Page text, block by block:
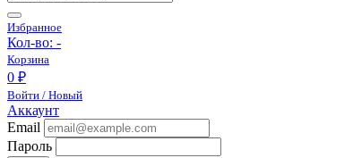
Избранное
Кол-во: -
Корзина
0 ₽
Войти / Новый
Аккаунт
Email
Пароль